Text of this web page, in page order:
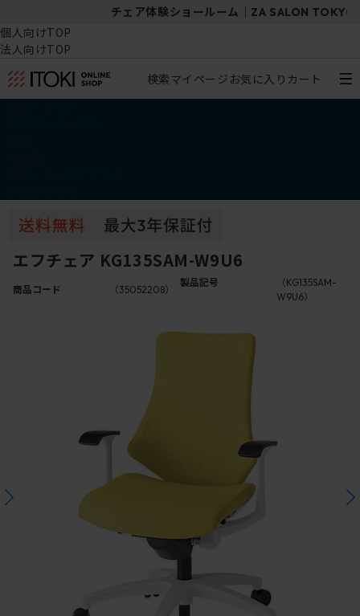
チェア体験ショールーム｜ZA SALON TOKYO
個人向けTOP
法人向けTOP
検索マイページ お気に入り カート
エフチェア KG135SAM-W9U6
商品コード （35052208）
製品記号
（KG135SAM-
W9U6）